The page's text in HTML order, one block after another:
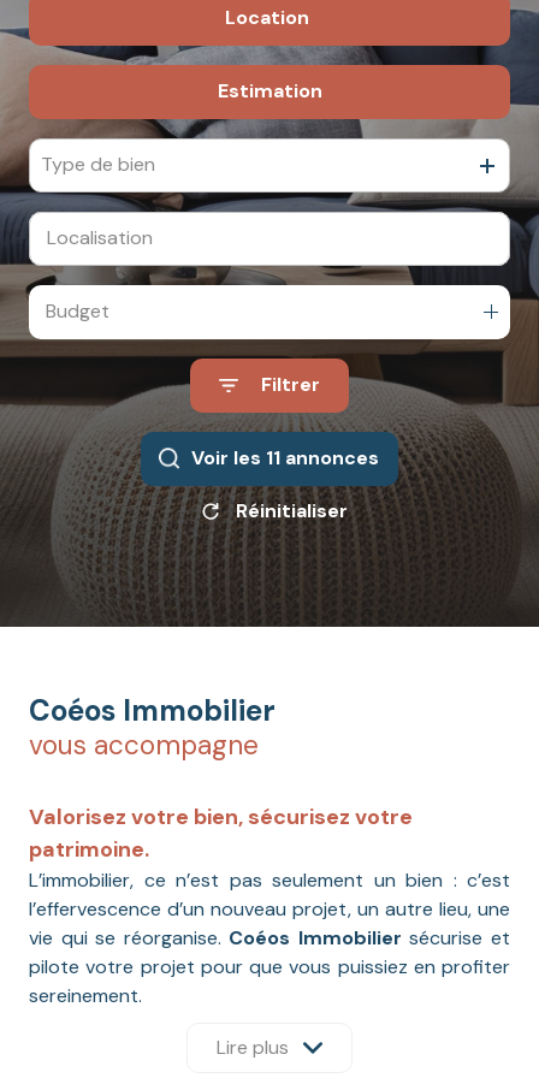
Pour Professionnels
Location
Estimation
Type de bien
Budget
Filtrer
Voir les 11 annonces
Réinitialiser
Coéos Immobilier
vous accompagne
Valorisez votre bien, sécurisez votre
patrimoine.
L’immobilier, ce n’est pas seulement un bien : c’est
l’effervescence d’un nouveau projet, un autre lieu, une
vie qui se réorganise. Coéos Immobiliersécurise et
pilote votre projet pour que vous puissiez en profiter
sereinement.
Votre interlocuteur unique
Lire plus